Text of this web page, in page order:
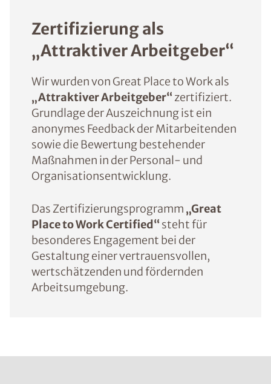
Zertifizierung als
„Attraktiver Arbeitgeber“
Wir wurden von Great Place to Work als
„Attraktiver Arbeitgeber“zertifiziert.
Grundlage der Auszeichnung ist ein
anonymes Feedback der Mitarbeitenden
sowie die Bewertung bestehender
Maßnahmen in der Personal- und
Organisationsentwicklung.
Das Zertifizierungsprogramm „Great
Place to Work Certified“steht für
besonderes Engagement bei der
Gestaltung einer vertrauensvollen,
wertschätzenden und fördernden
Arbeitsumgebung.